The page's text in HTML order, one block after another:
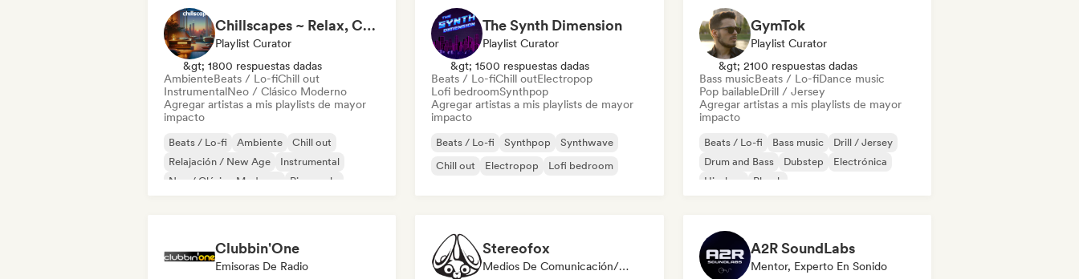
Chillscapes ~ Relax, Concentrate, Meditate, Sleep, Dream
Playlist Curator
&gt; 1800 respuestas dadas
AmbienteBeats / Lo-fiChill out
InstrumentalNeo / Clásico Moderno
Agregar artistas a mis playlists de mayor
impacto
Beats / Lo-fi Ambiente
Chill out
Relajación / New Age
Instrumental
Neo / Clásico Moderno
Piano solo
The Synth Dimension
Playlist Curator
&gt; 1500 respuestas dadas
Beats / Lo-fiChill outElectropop
Lofi bedroomSynthpop
Agregar artistas a mis playlists de mayor
impacto
Beats / Lo-fi Synthpop
Synthwave
Chill out
Electropop Lofi bedroom
GymTok
Playlist Curator
&gt; 2100 respuestas dadas
Bass musicBeats / Lo-fiDance music
Pop bailableDrill / Jersey
Agregar artistas a mis playlists de mayor
impacto
Beats / Lo-fi Bass music
Drill / Jersey
Drum and Bass
Dubstep
Electrónica
Hip-hop
Phonk
Clubbin'One
Emisoras De Radio
Stereofox
Medios De Comunicación/Periodista, Playlist Curator
A2R SoundLabs
Mentor, Experto En Sonido